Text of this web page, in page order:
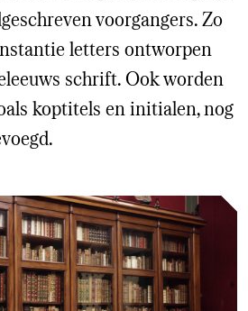
voorgangers. Zo
letters ontworpen
schrift. Ook worden
koptitels en initialen, nog